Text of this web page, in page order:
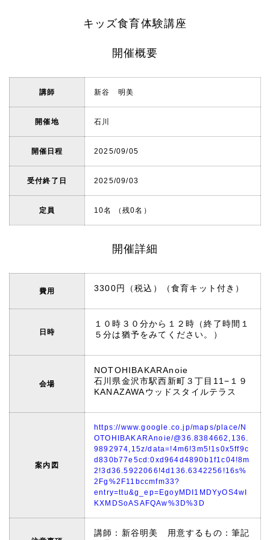
キッズ食育体験講座
開催概要
講師 新谷 明美
開催地 石川
開催日程 2025/09/05
受付終了日 2025/09/03
定員 10名 （残0名）
開催詳細
費用 3300円（税込）（食育キット付き）
日時
１０時３０分から１２時（終了時間１
５分は猶予をみてください。）
会場
NOTOHIBAKARAnoie
石川県金沢市駅西新町３丁目11−１９
KANAZAWAウッドスタイルテラス
案内図
https://www.google.co.jp/maps/place/N
OTOHIBAKARAnoie/@36.8384662,136.
9892974,15z/data=!4m6!3m5!1s0x5ff9c
d830b77e5cd:0xd964d4890b1f1c04!8m
2!3d36.5922066!4d136.6342256!16s%
2Fg%2F11bccmfm33?
entry=ttu&g_ep=EgoyMDI1MDYyOS4wI
KXMDSoASAFQAw%3D%3D
講師：新谷明美 用意するもの：筆記